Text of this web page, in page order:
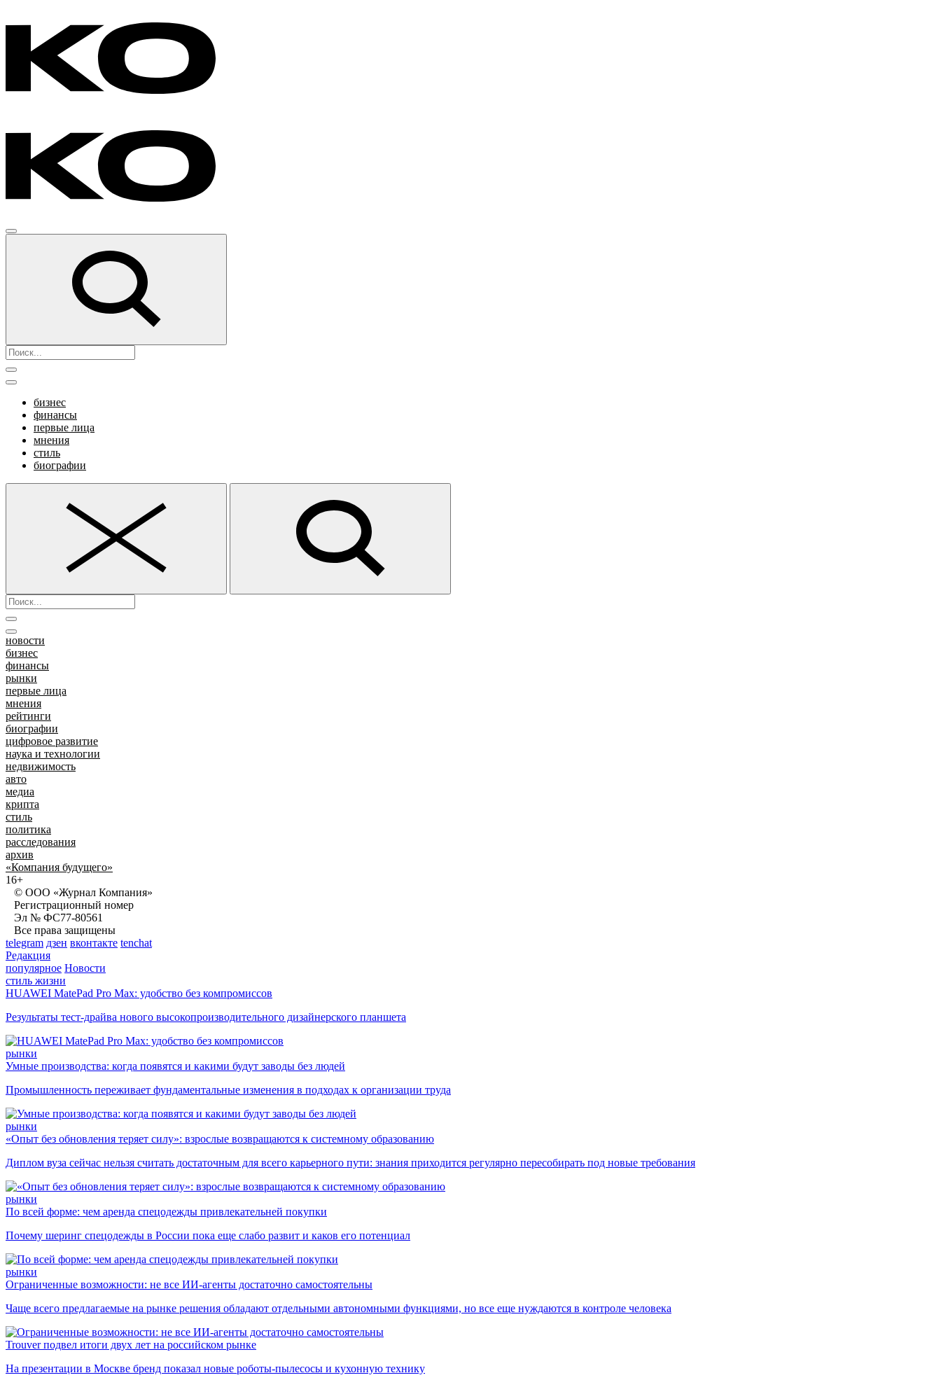
бизнес
финансы
первые лица
мнения
стиль
биографии
новости
бизнес
финансы
рынки
первые лица
мнения
рейтинги
биографии
цифровое развитие
наука и технологии
недвижимость
авто
медиа
крипта
стиль
политика
расследования
архив
«Компания будущего»
16+
© ООО «Журнал Компания»
Регистрационный номер
Эл № ФС77-80561
Все права защищены
telegram дзен вконтакте tenchat
Редакция
популярное Новости
стиль жизни
HUAWEI MatePad Pro Max: удобство без компромиссов
Результаты тест-драйва нового высокопроизводительного дизайнерского планшета
рынки
Умные производства: когда появятся и какими будут заводы без людей
Промышленность переживает фундаментальные изменения в подходах к организации труда
рынки
«Опыт без обновления теряет силу»: взрослые возвращаются к системному образованию
Диплом вуза сейчас нельзя считать достаточным для всего карьерного пути: знания приходится регулярно пересобирать под новые требования
рынки
По всей форме: чем аренда спецодежды привлекательней покупки
Почему шеринг спецодежды в России пока еще слабо развит и каков его потенциал
рынки
Ограниченные возможности: не все ИИ-агенты достаточно самостоятельны
Чаще всего предлагаемые на рынке решения обладают отдельными автономными функциями, но все еще нуждаются в контроле человека
Trouver подвел итоги двух лет на российском рынке
На презентации в Москве бренд показал новые роботы-пылесосы и кухонную технику